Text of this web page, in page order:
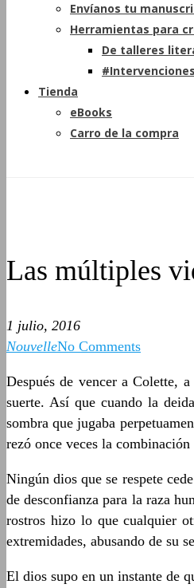
Envíanos tu
Herramientas para
De talleres
Tienda
eBooks
Carro de la compra
Las múltiples
1 julio, 2016
NouvelleNo Comments
Después de vencer a Colette,
suerte. Así que cuando la
sombra que jugaba
rezó once veces la
Ningún dios que se respete
de desconfianza para la raza
rostros hizo lo que cualquier
extremidades, abusando de su
El dios supo en un instante de